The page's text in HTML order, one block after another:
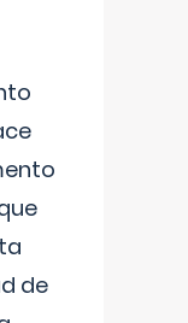
de